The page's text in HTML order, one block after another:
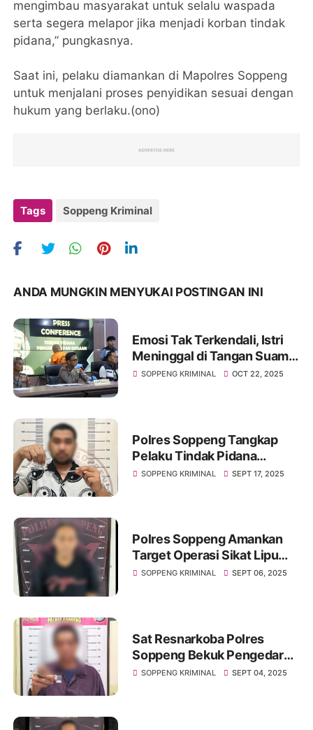
mengimbau masyarakat untuk selalu waspada
serta segera melapor jika menjadi korban tindak
pidana,” pungkasnya.
Saat ini, pelaku diamankan di Mapolres Soppeng
untuk menjalani proses penyidikan sesuai dengan
hukum yang berlaku.(ono)
Tags Soppeng Kriminal
ANDA MUNGKIN MENYUKAI POSTINGAN INI
Emosi Tak Terkendali, Istri
Meninggal di Tangan Suami
di Lawo
SOPPENG KRIMINAL OCT 22, 2025
Polres Soppeng Tangkap
Pelaku Tindak Pidana
Peredaran Gelap Narkotika
SOPPENG KRIMINAL SEPT 17, 2025
Polres Soppeng Amankan
Target Operasi Sikat Lipu
2025
SOPPENG KRIMINAL SEPT 06, 2025
Sat Resnarkoba Polres
Soppeng Bekuk Pengedar
Sabu di Depan Kantor Bupati
SOPPENG KRIMINAL SEPT 04, 2025